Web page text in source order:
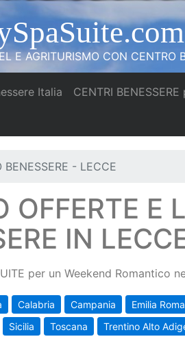
E AGRITURISMO CON
Italia (current)
CENTRI BENESSERE
BENESSERE - LECCE
OFFERTE E
IN
per un Weekend Romantico
Calabria Campania Emilia
Sicilia Toscana Trentino Alto